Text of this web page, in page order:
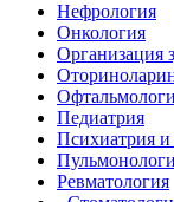
Нефрология
Онкология
Организация
Педиатрия
Психиатрия и
Ревматология